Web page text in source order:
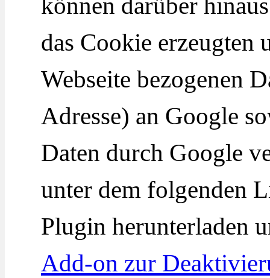
können darüber
das Cookie erzeugten
Webseite bezogenen
Adresse) an Google
Daten durch Google
unter dem folgenden
Plugin herunterladen
Add-on zur